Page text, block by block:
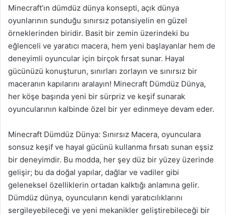
Minecraft’ın dümdüz dünya konsepti, açık dünya
oyunlarının sunduğu sınırsız potansiyelin en güzel
örneklerinden biridir. Basit bir zemin üzerindeki bu
eğlenceli ve yaratıcı macera, hem yeni başlayanlar hem de
deneyimli oyuncular için birçok fırsat sunar. Hayal
gücünüzü konuşturun, sınırları zorlayın ve sınırsız bir
maceranın kapılarını aralayın! Minecraft Dümdüz Dünya,
her köşe başında yeni bir sürpriz ve keşif sunarak
oyuncularının kalbinde özel bir yer edinmeye devam eder.
Minecraft Dümdüz Dünya: Sınırsız Macera, oyunculara
sonsuz keşif ve hayal gücünü kullanma fırsatı sunan eşsiz
bir deneyimdir. Bu modda, her şey düz bir yüzey üzerinde
gelişir; bu da doğal yapılar, dağlar ve vadiler gibi
geleneksel özelliklerin ortadan kalktığı anlamına gelir.
Dümdüz dünya, oyuncuların kendi yaratıcılıklarını
sergileyebileceği ve yeni mekanikler geliştirebileceği bir